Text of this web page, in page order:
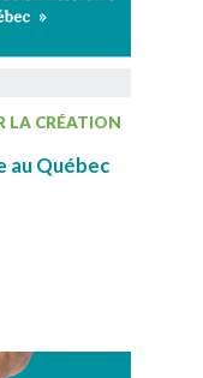
LA CRÉATION
au Québec